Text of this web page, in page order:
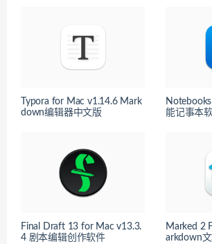
Typora for Mac v1.14.6 Mark
down编辑器中文版
能记事本
Final Draft 13 for Mac v13.3.
4 剧本编辑创作软件
Marked 2
arkdown